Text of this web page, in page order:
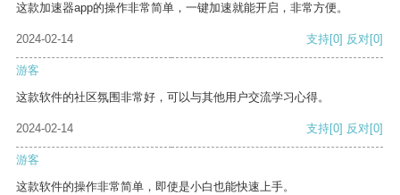
这款加速器app的操作非常简单，一键加速就能开启，非常方便。
2024-02-14 支持[0] 反对[0]
游客
这款软件的社区氛围非常好，可以与其他用户交流学习心得。
2024-02-14 支持[0] 反对[0]
游客
这款软件的操作非常简单，即使是小白也能快速上手。